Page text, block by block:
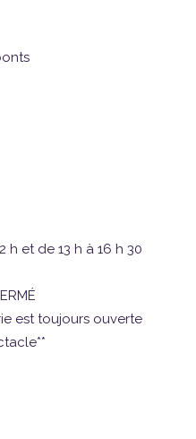
h et de 13 h à 16 h 30
est toujours ouverte